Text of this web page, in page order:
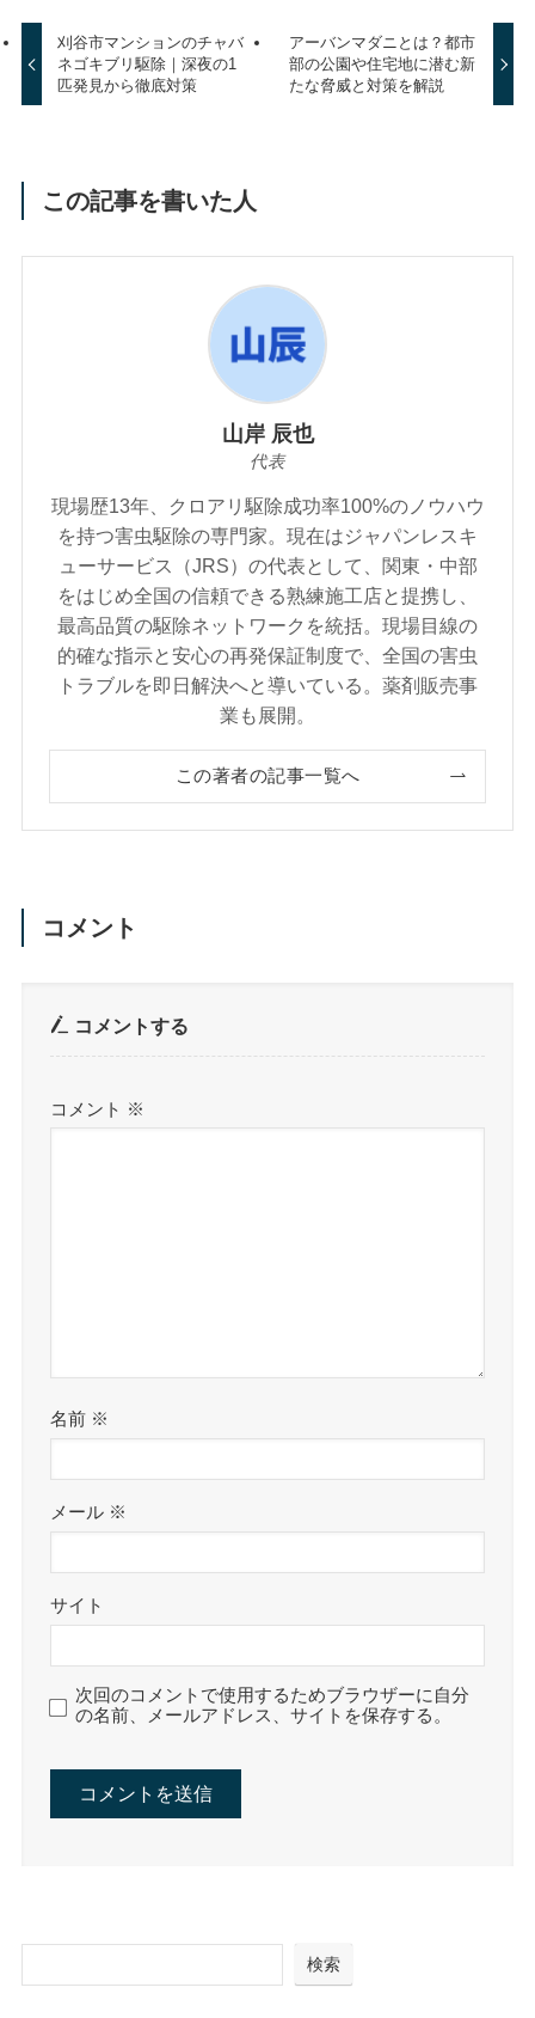
刈谷市マンションのチャバ
ネゴキブリ駆除｜深夜の1
匹発見から徹底対策
アーバンマダニとは？都市
部の公園や住宅地に潜む新
たな脅威と対策を解説
この記事を書いた人
山岸 辰也
代表
現場歴13年、クロアリ駆除成功率100%のノウハウ
を持つ害虫駆除の専門家。現在はジャパンレスキ
ューサービス（JRS）の代表として、関東・中部
をはじめ全国の信頼できる熟練施工店と提携し、
最高品質の駆除ネットワークを統括。現場目線の
的確な指示と安心の再発保証制度で、全国の害虫
トラブルを即日解決へと導いている。薬剤販売事
業も展開。
この著者の記事一覧へ
コメント
コメントする
コメント ※
名前 ※
メール ※
サイト
次回のコメントで使用するためブラウザーに自分
の名前、メールアドレス、サイトを保存する。
検索